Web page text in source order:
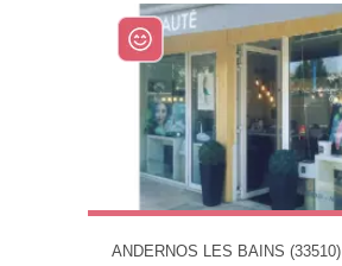
ANDERNOS LES BAINS (33510)